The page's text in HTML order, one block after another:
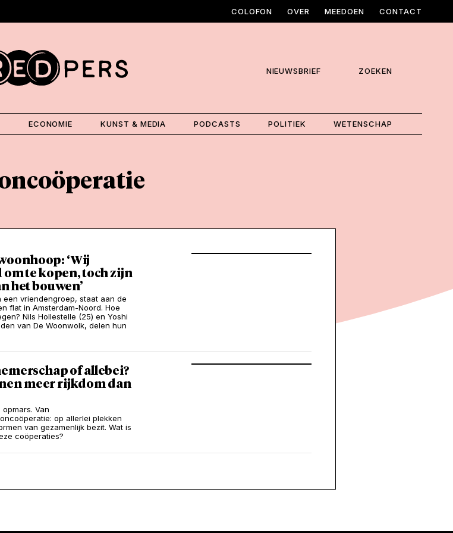
COLOFON OVER MEEDOEN CONTACT
NIEUWSBRIEF ZOEKEN
ECONOMIE KUNST & MEDIA PODCASTS POLITIEK WETENSCHAP
‘Wij
om te kopen, toch zijn
het bouwen’
vriendengroep, staat aan de
flat in Amsterdam-Noord. Hoe
Nils Hollestelle (25) en Yoshi
van De Woonwolk, delen hun
of allebei?
meer rijkdom dan
Van
op allerlei plekken
van gezamenlijk bezit. Wat is
coöperaties?